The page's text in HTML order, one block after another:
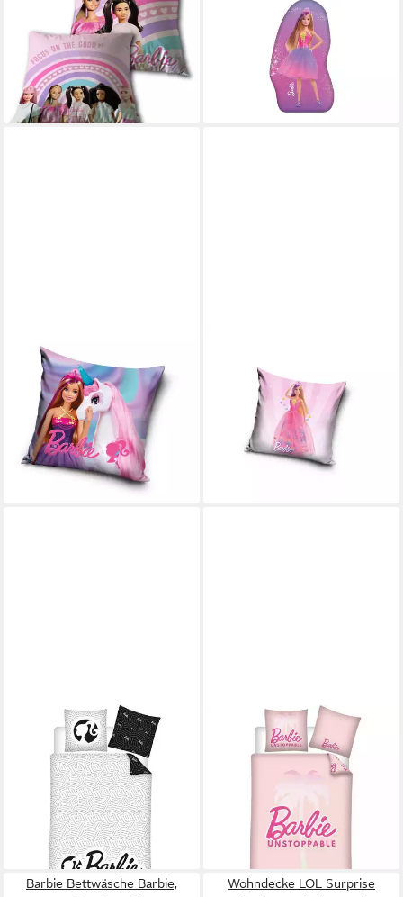
Baumwolle – Perfektes
Couchkissen (1 Stück)
9,95 € 14,95 €
-33%
lieferbar - in 4-5 Werktagen bei dir
Dekokissen 40x21 cm Samt
lieferbar - in 7-9 Werktagen bei dir
BARBIE
Dekokissen Barbie Kissen
Dekokissen 40 x 40 cm
14,99 €
lieferbar - in 2-3 Werktagen bei dir
Kissenbezug 40x40cm – Fairy
Spark Velours Deko
UVP17,99 €
lieferbar - in 8-10 Werktagen bei
Bettwäsche Set 140x200 cm
– 100% Polyester für Fans von
Barbie
29,95 € 39,95 €
lieferbar - in 4-5 Werktagen bei dir
Bettwäsche Set 140x200 cm
– 100% Polyester für Fans von
39,95 €
lieferbar - in 4-5 Werktagen bei dir
Barbie Bettwäsche Barbie,
Wohndecke LOL Surprise